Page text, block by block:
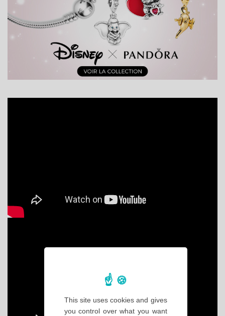
This site uses cookies and gives
you control over what you want